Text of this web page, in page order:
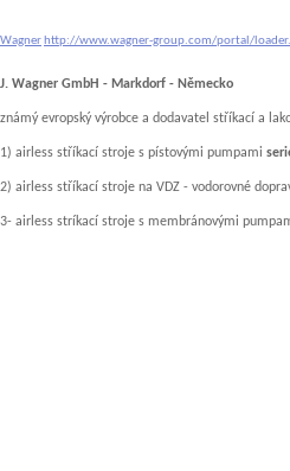
Wagner http://www.wagner-group.com/portal/
J. Wagner GmbH - Markdorf - Německo
známý evropský výrobce a dodavatel stříkací a
1) airless stříkací stroje s pístovými pumpami
2) airless stříkací stroje na VDZ - vodorovné
3- airless stríkací stroje s membránovými